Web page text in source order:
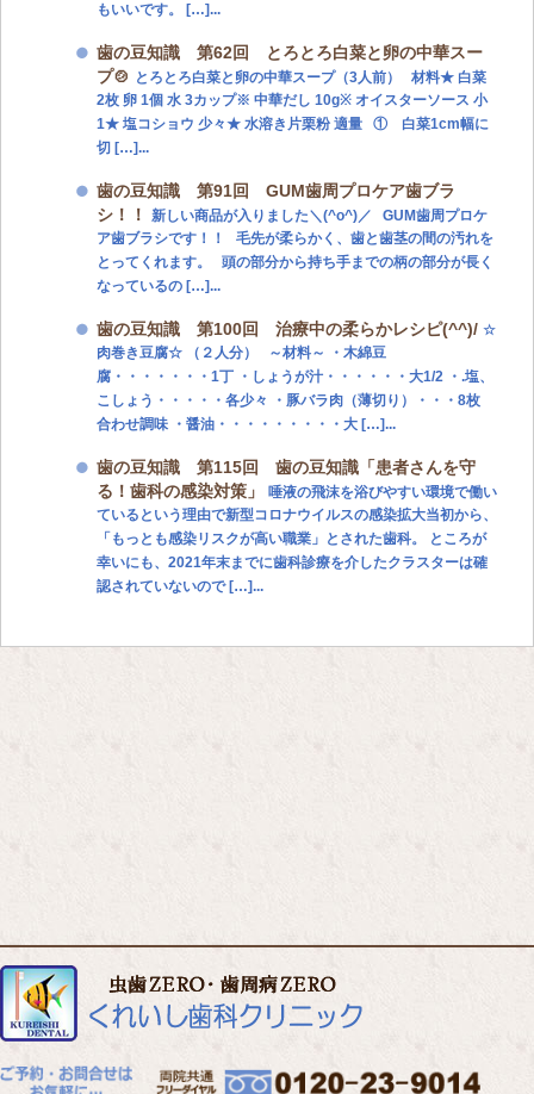
もいいです。 […]...
歯の豆知識 第62回 とろとろ白菜と卵の中華スー
プ🍲
とろとろ白菜と卵の中華スープ（3人前） 材料★ 白菜
2枚 卵 1個 水 3カップ※ 中華だし 10g※ オイスターソース 小
1★ 塩コショウ 少々★ 水溶き片栗粉 適量 ① 白菜1cm幅に
切 […]...
歯の豆知識 第91回 GUM歯周プロケア歯ブラ
シ！！
新しい商品が入りました＼(^o^)／ GUM歯周プロケ
ア歯ブラシです！！ 毛先が柔らかく、歯と歯茎の間の汚れを
とってくれます。 頭の部分から持ち手までの柄の部分が長く
なっているの […]...
歯の豆知識 第100回 治療中の柔らかレシピ(^^)/ ☆
肉巻き豆腐☆ （２人分） ～材料～ ・木綿豆
腐・・・・・・・1丁 ・しょうが汁・・・・・・大1/2 ・.塩、
こしょう・・・・・各少々 ・豚バラ肉（薄切り）・・・8枚
合わせ調味 ・醤油・・・・・・・・・大 […]...
歯の豆知識 第115回 歯の豆知識「患者さんを守
る！歯科の感染対策」
唾液の飛沫を浴びやすい環境で働い
ているという理由で新型コロナウイルスの感染拡大当初から、
「もっとも感染リスクが高い職業」とされた歯科。 ところが
幸いにも、2021年末までに歯科診療を介したクラスターは確
認されていないので […]...